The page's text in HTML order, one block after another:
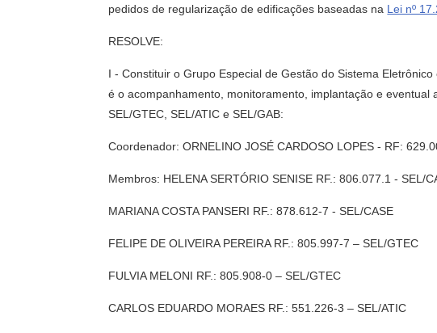
pedidos de regularização de edificações baseadas na Lei nº
RESOLVE:
I - Constituir o Grupo Especial de Gestão do Sistema
é o acompanhamento, monitoramento, implantação e
SEL/GTEC, SEL/ATIC e SEL/GAB:
Coordenador: ORNELINO JOSÉ CARDOSO LOPES - RF:
Membros: HELENA SERTÓRIO SENISE RF.: 806.077.1 - SEL/
MARIANA COSTA PANSERI RF.: 878.612-7 - SEL/CASE
FELIPE DE OLIVEIRA PEREIRA RF.: 805.997-7 – SEL/GTEC
FULVIA MELONI RF.: 805.908-0 – SEL/GTEC
CARLOS EDUARDO MORAES RF.: 551.226-3 – SEL/ATIC